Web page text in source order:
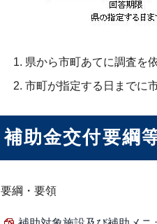
県から市町あてに調査を
市町が指定する日までに
補助金交付要綱
要綱・要領